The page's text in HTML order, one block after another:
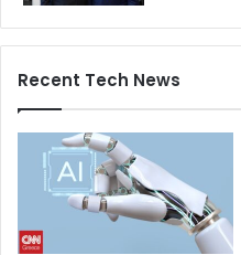
Recent Tech News